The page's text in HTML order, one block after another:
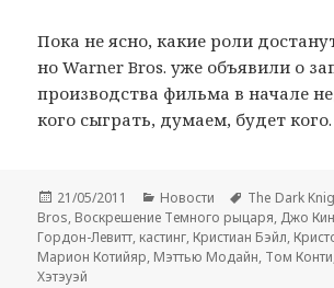
Пока не ясно, какие роли
но Warner Bros. уже объявили о
производства фильма в начале
кого сыграть, думаем, будет кого.
Опубликовано
21/05/2011 Рубрики
Новости Метки
The Dark
Bros, Воскрешение Темного рыцаря, Джо
Гордон-Левитт, кастинг, Кристиан Бэйл,
Марион Котийяр, Мэттью Модайн, Том Конти
Хэтэуэй